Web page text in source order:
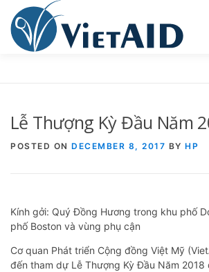
content
TRUNG TÂM CỘNG ĐỒNG SINH
Lễ Thượng Kỳ Đầu Năm
POSTED ON DECEMBER 8, 2017 BY HP
Kính gởi: Quý Đồng Hương trong khu phố
phố Boston và vùng phụ cận
Cơ quan Phát triển Cộng đồng Việt Mỹ
đến tham dự Lễ Thượng Kỳ Đầu Năm